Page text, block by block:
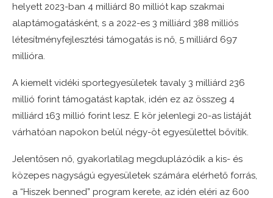
helyett 2023-ban 4 milliárd 80 milliót kap szakmai
alaptámogatásként, s a 2022-es 3 milliárd 388 milliós
létesítményfejlesztési támogatás is nő, 5 milliárd 697
millióra.
A kiemelt vidéki sportegyesületek tavaly 3 milliárd 236
millió forint támogatást kaptak, idén ez az összeg 4
milliárd 163 millió forint lesz. E kör jelenlegi 20-as listáját
várhatóan napokon belül négy-öt egyesülettel bővítik.
Jelentősen nő, gyakorlatilag megduplázódik a kis- és
közepes nagyságú egyesületek számára elérhető forrás,
a “Hiszek benned” program kerete, az idén eléri az 600